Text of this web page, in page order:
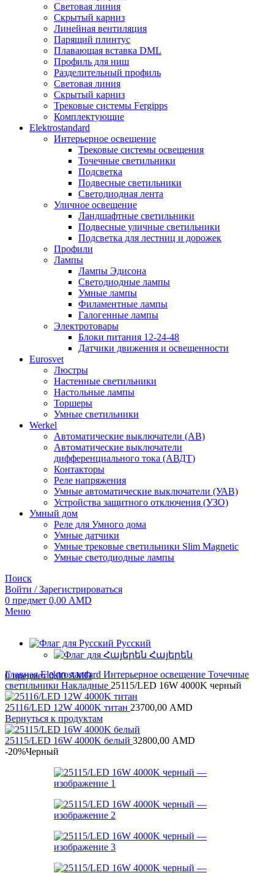
Световая линия
Скрытый карниз
Линейная вентиляция
Парящий плинтус
Плавающая вставка DML
Профиль для ниш
Разделительный профиль
Световая линия
Скрытый карниз
Трековые системы Fergipps
Комплектующие
Elektrostandard
Интерьерное освещение
Трековые системы освещения
Точечные светильники
Подсветка
Подвесные светильники
Светодиодная лента
Уличное освещение
Ландшафтные светильники
Подвесные уличные светильники
Подсветка для лестниц и дорожек
Профили
Лампы
Лампы Эдисона
Светодиодные лампы
Умные лампы
Филаментные лампы
Галогенные лампы
Электротовары
Блоки питания 12-24-48
Датчики движения и освещенности
Eurosvet
Люстры
Настенные светильники
Настольные лампы
Торшеры
Умные светильники
Werkel
Автоматические выключатели (АВ)
Автоматические выключатели
дифференциального тока (АВДТ)
Контакторы
Реле напряжения
Умные автоматические выключатели (УАВ)
Устройства защитного отключения (УЗО)
Умный дом
Реле для Умного дома
Умные датчики
Умные трековые светильники Slim Magnetic
Умные светодиодные лампы
Поиск
Войти / Зарегистрироваться
0 предмет 0,00 AMD
Меню
Русский
Հայերեն
0предмет 0,00AMD
ГлавнаяElektrostandard Интерьерное освещение Точечные
светильники Накладные 25115/LED 16W 4000K черный
25116/LED 12W 4000K титан 23700,00 AMD
Вернуться к продуктам
25115/LED 16W 4000K белый 32800,00 AMD
-20%Черный